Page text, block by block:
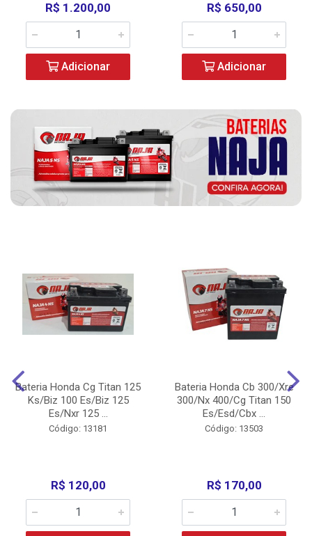
R$ 1.200,00
Adicionar
R$ 650,00
Adicionar
Bateria Honda Cg Titan 125
Ks/Biz 100 Es/Biz 125
Es/Nxr 125 ...
Código: 13181
R$ 120,00
Bateria Honda Cb 300/Xre
300/Nx 400/Cg Titan 150
Es/Esd/Cbx ...
Código: 13503
R$ 170,00